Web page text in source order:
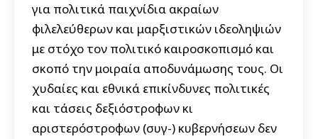
για πολιτικά παιχνίδια ακραίων
φιλελεύθερων και μαρξιστικών ιδεοληψιών
με στόχο τον πολιτικό καιροσκοπισμό και
σκοπό την μοιραία αποδυνάμωσης τους. Οι
χυδαίες και εθνικά επικίνδυνες πολιτικές
και τάσεις δεξιόστροφων κι
αριστερόστροφων (συγ-) κυβερνήσεων δεν